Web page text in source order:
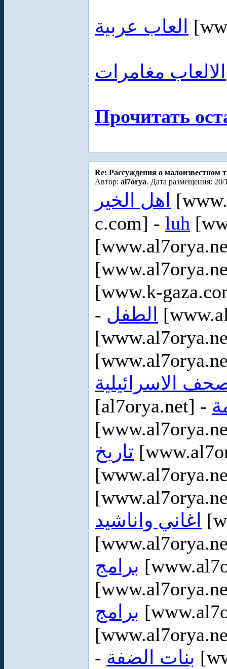
العاب عربية
الالعاب مغامرات
Прочитать
Re: Рассуждения о малоизвестном
Автор: al7orya. Дата размещения: 20/
اهل الخير
c.com] - luh
[www.k-
- الطفل
الاسرائيلية
[al7orya.net] -
تاريخ
اغاني واناشيد
برامج
برامج
- بنات الضفة